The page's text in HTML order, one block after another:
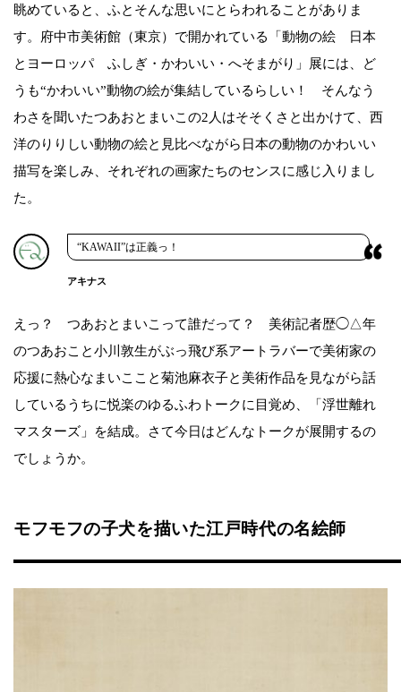
眺めていると、ふとそんな思いにとらわれることがありま
す。府中市美術館（東京）で開かれている「動物の絵 日本
とヨーロッパ ふしぎ・かわいい・へそまがり」展には、ど
うも“かわいい”動物の絵が集結しているらしい！ そんなう
わさを聞いたつあおとまいこの2人はそそくさと出かけて、西
洋のりりしい動物の絵と見比べながら日本の動物のかわいい
描写を楽しみ、それぞれの画家たちのセンスに感じ入りまし
た。
“KAWAII”は正義っ！
アキナス
えっ？ つあおとまいこって誰だって？ 美術記者歴◯△年
のつあおこと小川敦生がぶっ飛び系アートラバーで美術家の
応援に熱心なまいここと菊池麻衣子と美術作品を見ながら話
しているうちに悦楽のゆるふわトークに目覚め、「浮世離れ
マスターズ」を結成。さて今日はどんなトークが展開するの
でしょうか。
モフモフの子犬を描いた江戸時代の名絵師